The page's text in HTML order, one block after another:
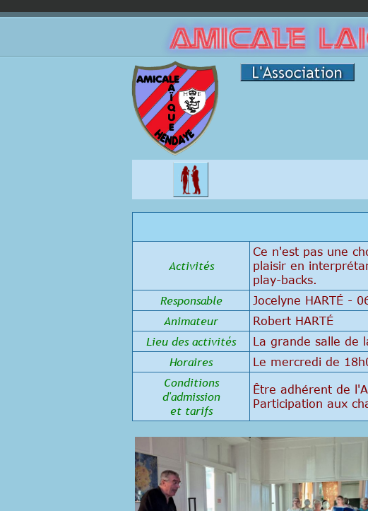
Activités
Ce n'est pas une
plaisir en
play-backs.
Responsable Jocelyne HARTÉ -
Animateur Robert HARTÉ
Lieu des activités La grande salle de
Horaires Le mercredi de
Conditions
d'admission
et tarifs
Être adhérent de
Participation aux